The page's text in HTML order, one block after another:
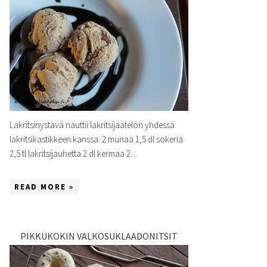
Lakritsinystävä nauttii lakritsijäätelön yhdessä
lakritsikastikkeen kanssa. 2 munaa 1,5 dl sokeria
2,5 tl lakritsijauhetta 2 dl kermaa 2 ...
READ MORE »
PIKKUKOKIN VALKOSUKLAADONITSIT